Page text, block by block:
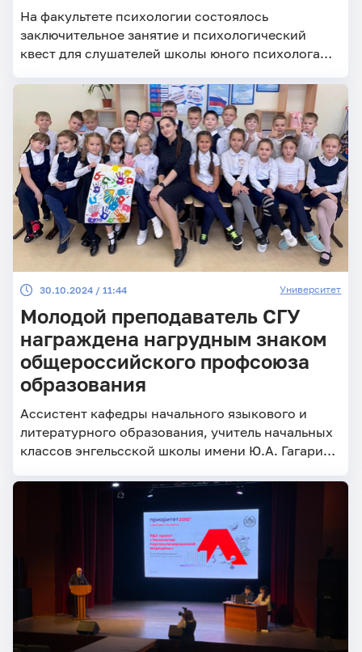
На факультете психологии состоялось
заключительное занятие и психологический
квест для слушателей школы юного психолога
30.10.2024 / 11:44 Университет
Молодой преподаватель СГУ
награждена нагрудным знаком
общероссийского профсоюза
образования
Ассистент кафедры начального языкового и
литературного образования, учитель начальных
классов энгельсской школы имени Ю.А. Гагарина
знаком «За вклад в развитие молодёжного
педагогического движения общероссийского
профсоюза образования».